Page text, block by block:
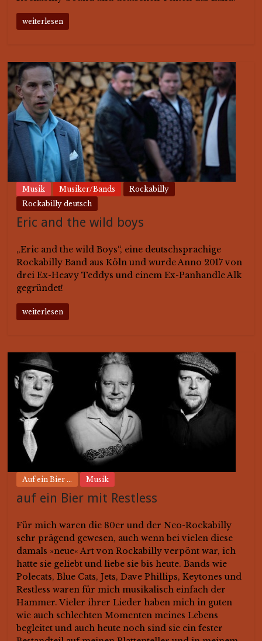
weiterlesen
Musik Musiker/Bands
Rockabilly
Rockabilly deutsch
Eric and the wild boys
„Eric and the wild Boys“, eine deutschsprachige
Rockabilly Band aus Köln und wurde Anno 2017 von
drei Ex-Heavy Teddys und einem Ex-Panhandle Alk
gegründet!
weiterlesen
Auf ein Bier ... Musik
auf ein Bier mit Restless
Für mich waren die 80er und der Neo-Rockabilly
sehr prägend gewesen, auch wenn bei vielen diese
damals »neue« Art von Rockabilly verpönt war, ich
hatte sie geliebt und liebe sie bis heute. Bands wie
Polecats, Blue Cats, Jets, Dave Phillips, Keytones und
Restless waren für mich musikalisch einfach der
Hammer. Vieler ihrer Lieder haben mich in guten
wie auch schlechten Momenten meines Lebens
begleitet und auch heute noch sind sie ein fester